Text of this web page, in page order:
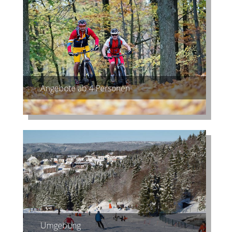
Angebote ab 4 Personen
Umgebung